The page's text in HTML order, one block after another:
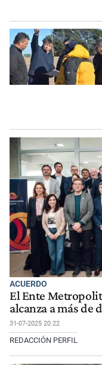
ACUERDO
El Ente
alcanza a más de
31-07-2025 20:22
REDACCIÓN PERFIL